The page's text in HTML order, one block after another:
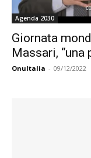
Agenda 2030
Giornata
Massari, “una
OnuItalia - 09/12/2022